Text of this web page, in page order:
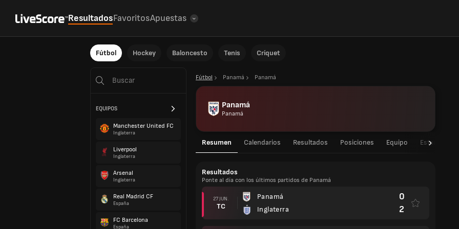
ResultadosFavoritosApuestas
Fútbol Hockey Baloncesto Tenis Críquet
EQUIPOS
Manchester United FC
Inglaterra
Liverpool
Inglaterra
Arsenal
Inglaterra
Real Madrid CF
España
FC Barcelona
España
Fútbol Panamá Panamá
Panamá
Panamá
Resumen Calendarios Resultados Posiciones Equipo Estadísticas
Resultados
Ponte al día con los últimos partidos de Panamá
27 JUN.
TC
Panamá
Inglaterra
0
2